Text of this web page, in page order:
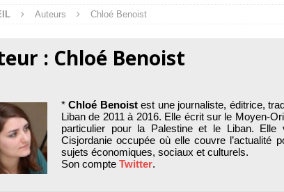
crise sanitaire déjà dramatique
6 août 2026 ]
Les avis consultatifs de la CIJ sur la Palestine :
Auteurs Chloé Benoist
: Chloé Benoist
*Chloé Benoistest une journaliste, éditrice,
Liban de 2011 à 2016. Elle écrit sur le Moyen-
particulier pour la Palestine et le Liban. Elle
Cisjordanie occupée où elle couvre l’actualité
sujets économiques, sociaux et culturels.
Son compte Twitter.